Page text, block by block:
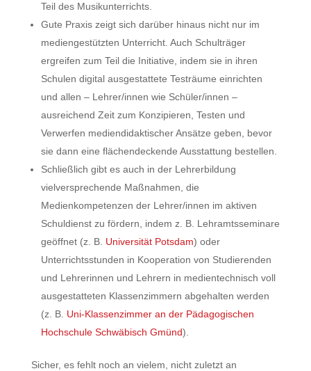
Teil des Musikunterrichts.
Gute Praxis zeigt sich darüber hinaus nicht nur im
mediengestützten Unterricht. Auch Schulträger
ergreifen zum Teil die Initiative, indem sie in ihren
Schulen digital ausgestattete Testräume einrichten
und allen – Lehrer/innen wie Schüler/innen –
ausreichend Zeit zum Konzipieren, Testen und
Verwerfen mediendidaktischer Ansätze geben, bevor
sie dann eine flächendeckende Ausstattung bestellen.
Schließlich gibt es auch in der Lehrerbildung
vielversprechende Maßnahmen, die
Medienkompetenzen der Lehrer/innen im aktiven
Schuldienst zu fördern, indem z. B. Lehramtsseminare
geöffnet (z. B. Universität Potsdam) oder
Unterrichtsstunden in Kooperation von Studierenden
und Lehrerinnen und Lehrern in medientechnisch voll
ausgestatteten Klassenzimmern abgehalten werden
(z. B. Uni-Klassenzimmer an der Pädagogischen
Hochschule Schwäbisch Gmünd).
Sicher, es fehlt noch an vielem, nicht zuletzt an